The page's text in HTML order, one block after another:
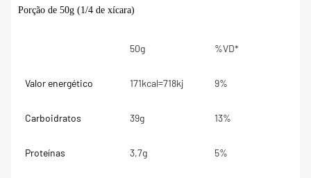
Porção de 50g (1/4 de xícara)
50g %VD*
Valor energético 171kcal=718kj 9%
Carboidratos 39g 13%
Proteínas 3,7g 5%